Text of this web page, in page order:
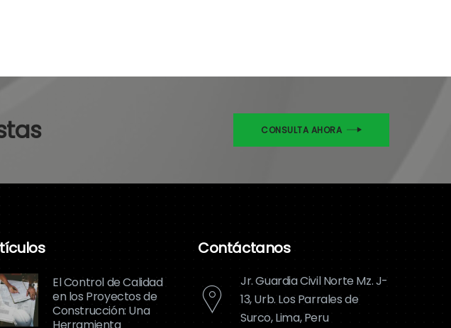
CONSULTA AHORA
El Control de Calidad
en los Proyectos de
Construcción: Una
Herramienta
Contáctanos
Jr. Guardia Civil Norte Mz. J-
13, Urb. Los Parrales de
Surco, Lima, Peru